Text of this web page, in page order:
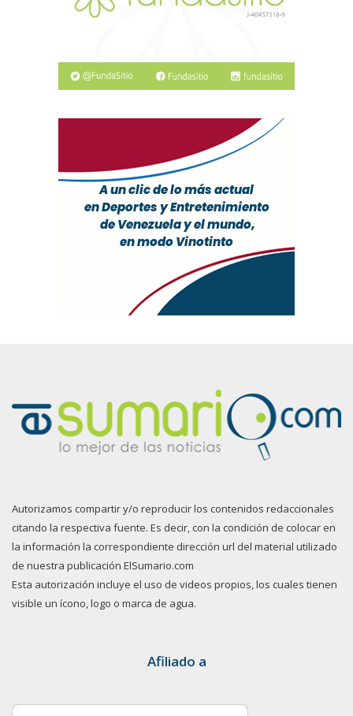
Autorizamos compartir y/o reproducir los contenidos redaccionales
citando la respectiva fuente. Es decir, con la condición de colocar en
la información la correspondiente dirección url del material utilizado
de nuestra publicación ElSumario.com
Esta autorización incluye el uso de videos propios, los cuales tienen
visible un ícono, logo o marca de agua.
Afiliado a